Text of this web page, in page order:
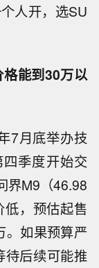
人开，选SU
能到30万以
7月底举办技
季度开始交
界M9（46.98
，预估起售
。如果预算严
待后续可能推